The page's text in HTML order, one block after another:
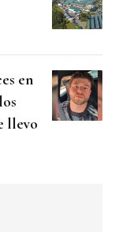
en
llevo